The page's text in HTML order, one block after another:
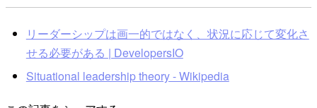
リーダーシップは画一的ではなく、状況に応じて変化さ
せる必要がある | DevelopersIO
Situational leadership theory - Wikipedia